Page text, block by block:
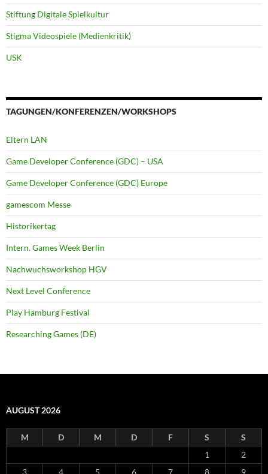
Stiftung Digitale Spielkultur
Stigma Videospiele (Medienkritik)
USK
TAGUNGEN/KONFERENZEN/WORKSHOPS
Eltern LAN
Game Developer Conference (GDC) – USA
Game Developer Conference (GDC) Europe
gamescom Messe
Historikertag
Intern. Games Week Berlin
Nachwuchsworkshop HGV
Next Level Conference
Play Hamburg Festival
Researching Games (DE)
AUGUST 2026
M D M D F S
S
1
2
3
4 5 6 7 8
9